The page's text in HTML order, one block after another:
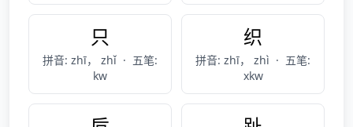
只
拼音: zhī， zhǐ · 五笔:
kw
织
拼音: zhī， zhì · 五笔:
xkw